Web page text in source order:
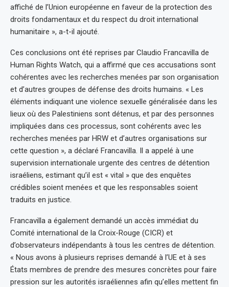
affiché de l’Union européenne en faveur de la protection des
droits fondamentaux et du respect du droit international
humanitaire », a-t-il ajouté.
Ces conclusions ont été reprises par Claudio Francavilla de
Human Rights Watch, qui a affirmé que ces accusations sont
cohérentes avec les recherches menées par son organisation
et d’autres groupes de défense des droits humains. « Les
éléments indiquant une violence sexuelle généralisée dans les
lieux où des Palestiniens sont détenus, et par des personnes
impliquées dans ces processus, sont cohérents avec les
recherches menées par HRW et d’autres organisations sur
cette question », a déclaré Francavilla. Il a appelé à une
supervision internationale urgente des centres de détention
israéliens, estimant qu’il est « vital » que des enquêtes
crédibles soient menées et que les responsables soient
traduits en justice.
Francavilla a également demandé un accès immédiat du
Comité international de la Croix-Rouge (CICR) et
d’observateurs indépendants à tous les centres de détention.
« Nous avons à plusieurs reprises demandé à l’UE et à ses
États membres de prendre des mesures concrètes pour faire
pression sur les autorités israéliennes afin qu’elles mettent fin